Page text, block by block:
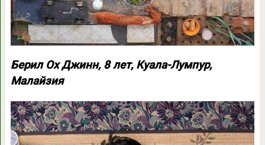
Берил Ох Джинн, 8 лет, Куала-Лумпур,
Малайзия